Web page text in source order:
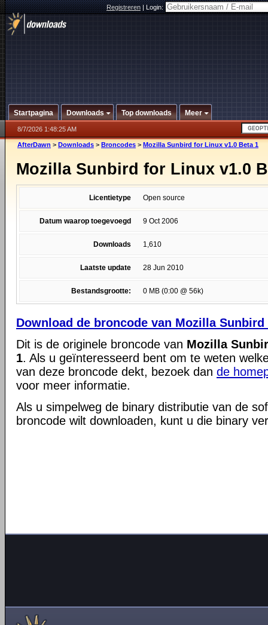
Registreren|Login:
Startpagina Downloads Top downloads Meer
8/7/2026 1:48:25 AM
AfterDawn > Downloads > Broncodes > Mozilla Sunbird for Linux v1.0 Beta 1
Mozilla Sunbird for Linux v1.0
Licentietype Open source
Datum waarop toegevoegd 9 Oct 2006
Downloads 1,610
Laatste update 28 Jun 2010
Bestandsgrootte: 0 MB (0:00 @ 56k)
Download de broncode van Mozilla
Dit is de originele broncode van Mozilla
1. Als u geïnteresseerd bent om te weten
van deze broncode dekt, bezoek dan de
voor meer informatie.
Als u simpelweg de binary distributie van de
broncode wilt downloaden, kunt u die binary